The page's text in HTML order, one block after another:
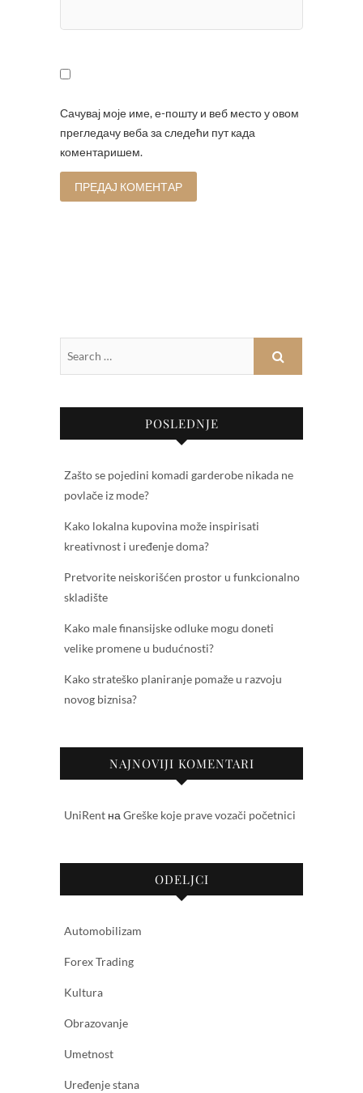
Сачувај моје име, е-пошту и веб место у овом
прегледачу веба за следећи пут када
коментаришем.
POSLEDNJE
Zašto se pojedini komadi garderobe nikada ne
povlače iz mode?
Kako lokalna kupovina može inspirisati
kreativnost i uređenje doma?
Pretvorite neiskorišćen prostor u funkcionalno
skladište
Kako male finansijske odluke mogu doneti
velike promene u budućnosti?
Kako strateško planiranje pomaže u razvoju
novog biznisa?
NAJNOVIJI KOMENTARI
UniRent на Greške koje prave vozači početnici
ODELJCI
Automobilizam
Forex Trading
Kultura
Obrazovanje
Umetnost
Uređenje stana